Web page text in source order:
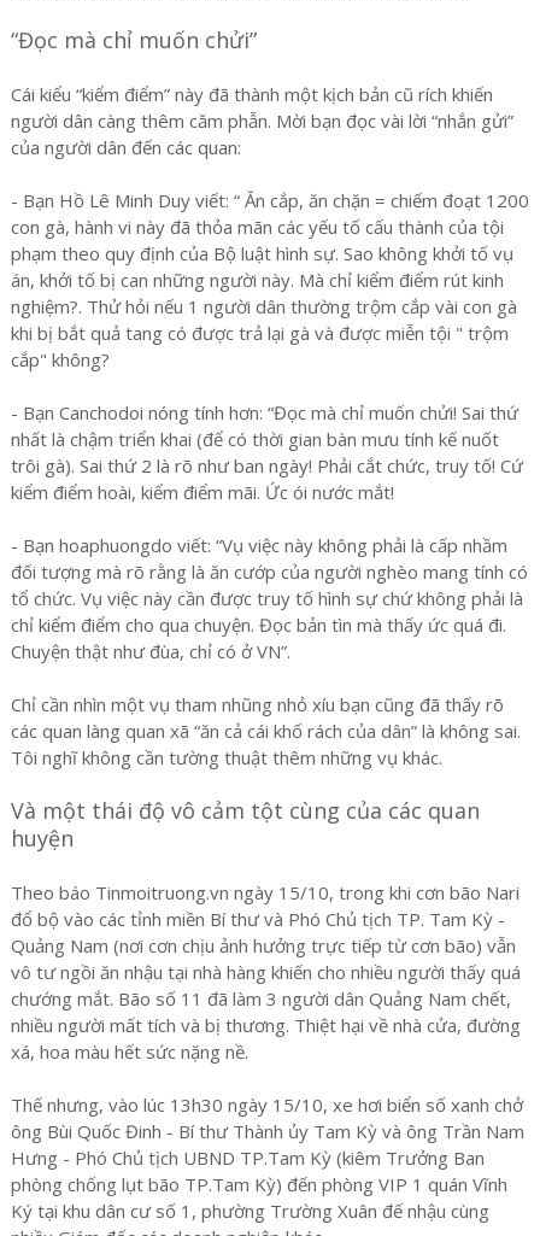
“Đọc mà chỉ muốn chửi”
Cái kiểu “kiểm điểm” này đã thành một kịch bản cũ rích khiến
người dân càng thêm căm phẫn. Mời bạn đọc vài lời “nhắn gửi”
của người dân đến các quan:
- Bạn Hồ Lê Minh Duy viết: “ Ăn cắp, ăn chặn = chiếm đoạt 1200
con gà, hành vi này đã thỏa mãn các yếu tố cấu thành của tội
phạm theo quy định của Bộ luật hình sự. Sao không khởi tố vụ
án, khởi tố bị can những người này. Mà chỉ kiểm điểm rút kinh
nghiệm?. Thử hỏi nếu 1 người dân thường trộm cắp vài con gà
khi bị bắt quả tang có được trả lại gà và được miễn tội " trộm
cắp" không?
- Bạn Canchodoi nóng tính hơn: “Đọc mà chỉ muốn chửi! Sai thứ
nhất là chậm triển khai (để có thời gian bàn mưu tính kế nuốt
trôi gà). Sai thứ 2 là rõ như ban ngày! Phải cắt chức, truy tố! Cứ
kiểm điểm hoài, kiểm điểm mãi. Ức ói nước mắt!
- Bạn hoaphuongdo viết: “Vụ việc này không phải là cấp nhầm
đối tượng mà rõ rằng là ăn cướp của người nghèo mang tính có
tổ chức. Vụ việc này cần được truy tố hình sự chứ không phải là
chỉ kiểm điểm cho qua chuyện. Đọc bản tìn mà thấy ức quá đi.
Chuyện thật như đùa, chỉ có ở VN”.
Chỉ cần nhìn một vụ tham nhũng nhỏ xíu bạn cũng đã thấy rõ
các quan làng quan xã “ăn cả cái khố rách của dân” là không sai.
Tôi nghĩ không cần tường thuật thêm những vụ khác.
Và một thái độ vô cảm tột cùng của các quan
huyện
Theo báo Tinmoitruong.vn ngày 15/10, trong khi cơn bão Nari
đổ bộ vào các tỉnh miền Bí thư và Phó Chủ tịch TP. Tam Kỳ -
Quảng Nam (nơi cơn chịu ảnh hưởng trực tiếp từ cơn bão) vẫn
vô tư ngồi ăn nhậu tại nhà hàng khiến cho nhiều người thấy quá
chướng mắt. Bão số 11 đã làm 3 người dân Quảng Nam chết,
nhiều người mất tích và bị thương. Thiệt hại về nhà cửa, đường
xá, hoa màu hết sức nặng nề.
Thế nhưng, vào lúc 13h30 ngày 15/10, xe hơi biển số xanh chở
ông Bùi Quốc Đinh - Bí thư Thành ủy Tam Kỳ và ông Trần Nam
Hưng - Phó Chủ tịch UBND TP.Tam Kỳ (kiêm Trưởng Ban
phòng chống lụt bão TP.Tam Kỳ) đến phòng VIP 1 quán Vĩnh
Ký tại khu dân cư số 1, phường Trường Xuân đế nhậu cùng